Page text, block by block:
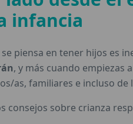
infancia
piensa en tener hijos es
, y más cuando empiezas
as, familiares e incluso de
consejos sobre crianza